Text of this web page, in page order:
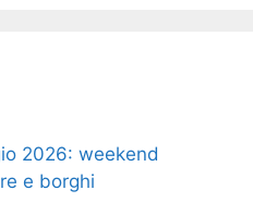
2026: weekend
e borghi